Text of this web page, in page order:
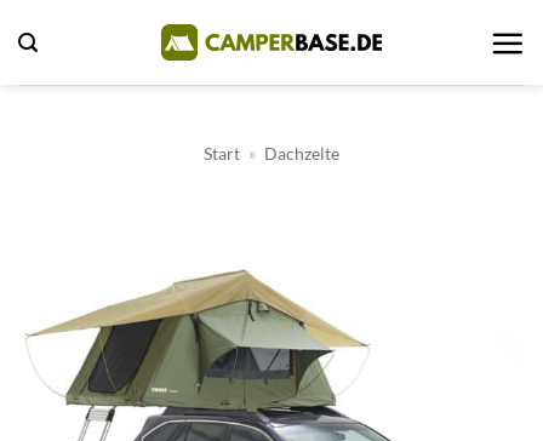
Inhalt
springen
Start » Dachzelte